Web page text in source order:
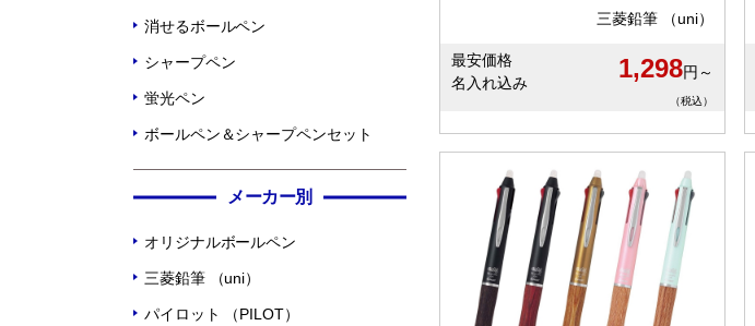
消せるボールペン
シャープペン
蛍光ペン
ボールペン＆シャープペンセット
メーカー別
オリジナルボールペン
三菱鉛筆 （uni）
パイロット （PILOT）
三菱鉛筆 （uni）
最安価格
名入れ込み
1,298円～
（税込）